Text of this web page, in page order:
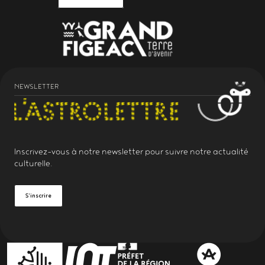
NEWSLETTER
Inscrivez-vous à notre newsletter pour suivre notre actualité
culturelle.
S'inscrire
PARTENAIRES